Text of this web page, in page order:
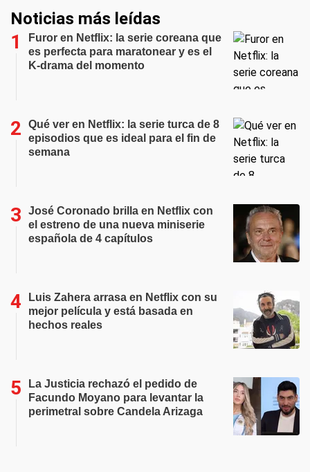
Noticias más leídas
Furor en Netflix: la serie coreana que
es perfecta para maratonear y es el
K-drama del momento
Qué ver en Netflix: la serie turca de 8
episodios que es ideal para el fin de
semana
José Coronado brilla en Netflix con
el estreno de una nueva miniserie
española de 4 capítulos
Luis Zahera arrasa en Netflix con su
mejor película y está basada en
hechos reales
La Justicia rechazó el pedido de
Facundo Moyano para levantar la
perimetral sobre Candela Arizaga